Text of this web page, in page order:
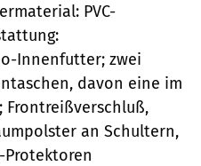
PVC-
Innenfutter; zwei
davon eine im
Frontreißverschluß,
an Schultern,
Protektoren